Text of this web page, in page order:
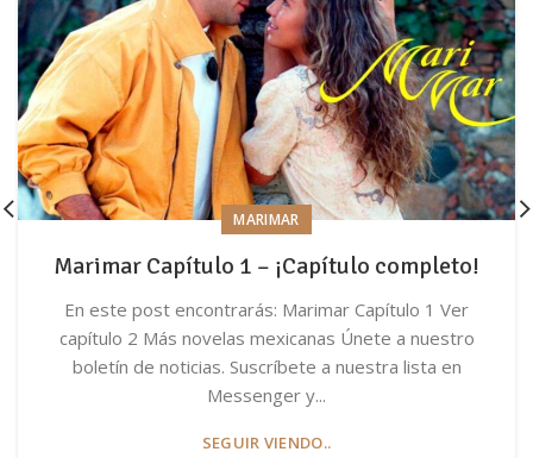
MARIMAR
Marimar Capítulo 1 – ¡Capítulo completo!
En este post encontrarás: Marimar Capítulo 1 Ver
capítulo 2 Más novelas mexicanas Únete a nuestro
boletín de noticias. Suscríbete a nuestra lista en
Messenger y...
SEGUIR VIENDO..